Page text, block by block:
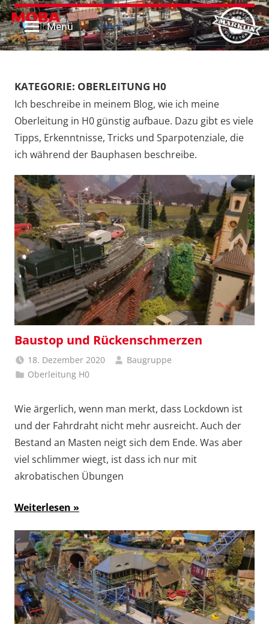
Zum
Inhalt
springen
Website
von
MOBAliebe
Menü
KATEGORIE: OBERLEITUNG H0
Ich beschreibe in meinem Blog, wie ich meine
Oberleitung in H0 günstig aufbaue. Dazu gibt es viele
Tipps, Erkenntnisse, Tricks und Sparpotenziale, die
ich während der Bauphasen beschreibe.
Baustop und Rückenschmerzen
18. Dezember 2020
Baugruppe
Oberleitung H0
Wie ärgerlich, wenn man merkt, dass Lockdown ist
und der Fahrdraht nicht mehr ausreicht. Auch der
Bestand an Masten neigt sich dem Ende. Was aber
viel schlimmer wiegt, ist dass ich nur mit
akrobatischen Übungen
Weiterlesen